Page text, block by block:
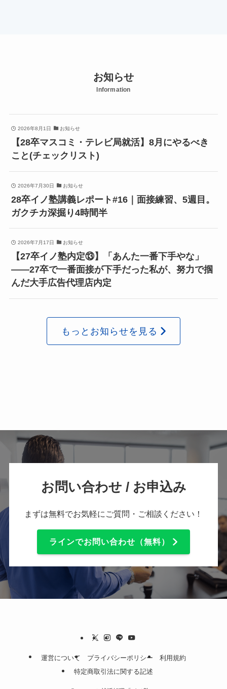
お知らせ
Information
2026年8月1日 お知らせ
【28卒マスコミ・テレビ局就活】8月にやるべき
こと(チェックリスト)
2026年7月30日 お知らせ
28卒イノ塾講義レポート#16｜面接練習、5週目。
ガクチカ深掘り4時間半
2026年7月17日 お知らせ
【27卒イノ塾内定⑬】「あんた一番下手やな」
——27卒で一番面接が下手だった私が、努力で掴
んだ大手広告代理店内定
もっとお知らせを見る
お問い合わせ / お申込み
まずは無料でお気軽にご質問・ご相談ください！
ラインでお問い合わせ（無料）
運営について プライバシーポリシー
利用規約
特定商取引法に関する記述